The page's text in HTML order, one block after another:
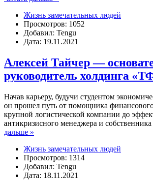
Жизнь замечательных людей
Просмотров: 1052
Добавил: Tengu
Дата: 19.11.2021
Алексей Тайчер —
руководитель холдинга
Начав карьеру, будучи студентом
он прошел путь от помощника
крупной логистической компании до
антикризисного менеджера и собственника
дальше »
Жизнь замечательных людей
Просмотров: 1314
Добавил: Tengu
Дата: 18.11.2021